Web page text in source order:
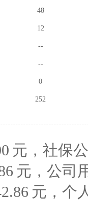
48
12
--
--
0
252
元，社保
元，公司
元，个